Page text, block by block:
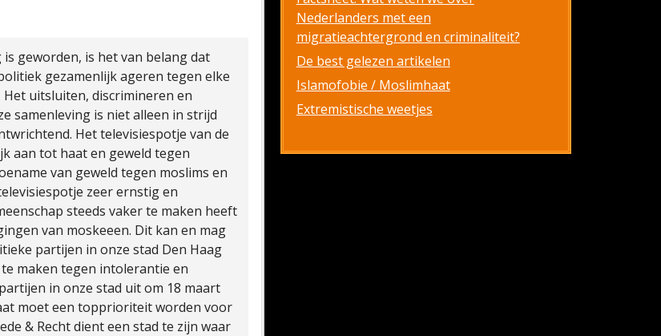
geworden, is het van belang dat
gezamenlijk ageren tegen elke
uitsluiten, discrimineren en
samenleving is niet alleen in strijd
Het televisiespotje van de
aan tot haat en geweld tegen
van geweld tegen moslims en
zeer ernstig en
steeds vaker te maken heeft
van moskeeen. Dit kan en mag
partijen in onze stad Den Haag
maken tegen intolerantie en
in onze stad uit om 18 maart
moet een topprioriteit worden voor
& Recht dient een stad te zijn waar
Nederlanders met een
migratieachtergrond en criminaliteit?
De best gelezen artikelen
Islamofobie / Moslimhaat
Extremistische weetjes